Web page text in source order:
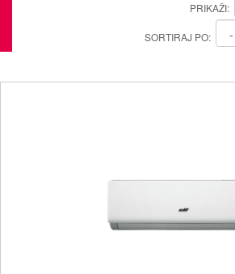
PRIKAŽI:
SORTIRAJ PO: